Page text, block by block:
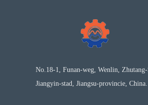
No.18-1, Funan-weg, Wenlin, Zhutang-
Jiangyin-stad, Jiangsu-provincie, China.